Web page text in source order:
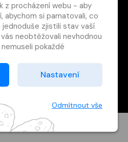
s.r.o. - společnost Svazu českých
a nakladatelů.
Grand IT s.r.o.
z procházení webu - aby
abychom si pamatovali, co
zjistili stav vaší
neobtěžovali nevhodnou
pokaždé
souhlas se
dáte a pomůžete nám tak
Nastavení
Odmítnout vše